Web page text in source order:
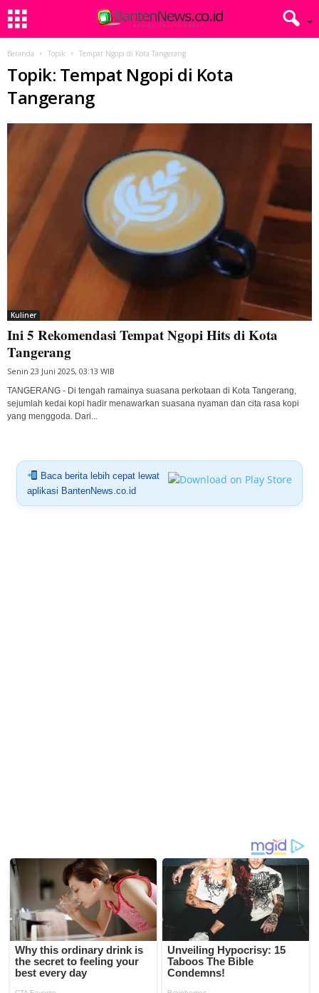
Beranda Topik Tempat Ngopi di Kota Tangerang
Topik: Tempat Ngopi di Kota
Tangerang
Kuliner
Ini 5 Rekomendasi Tempat Ngopi Hits di Kota
Tangerang
Senin 23 Juni 2025, 03:13 WIB
TANGERANG - Di tengah ramainya suasana perkotaan di Kota Tangerang,
sejumlah kedai kopi hadir menawarkan suasana nyaman dan cita rasa kopi
yang menggoda. Dari...
Baca berita lebih cepat lewat
aplikasi BantenNews.co.id